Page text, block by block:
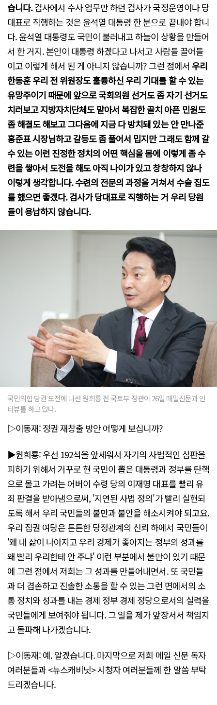
습니다.검사에서 수사 업무만 하던 검사가 국정운영이나 당
대표로 직행하는 것은 윤석열 대통령 한 분으로 끝내야 합니
다. 윤석열 대통령도 국민이 불러내고 하늘이 상황을 만들어
서 한 거지. 본인이 대통령 하겠다고 나서고 사람들 끌어들
이고 이렇게 해서 된 게 아니지 않습니까? 그런 점에서 우리
한동훈 우리 전 위원장도 훌륭하신 우리 기대를 할 수 있는
유망주이기 때문에 앞으로 국회의원 선거도 좀 자기 선거도
치러보고 지방자치단체도 맡아서 복잡한 골치 아픈 민원도
좀 해결도 해보고 그다음에 지금 다 방치돼 있는 안 만나준
홍준표 시장님하고 갈등도 좀 풀어서 밉지만 그래도 함께 갈
수 있는 이런 진정한 정치의 어떤 핵심을 몸에 이렇게 좀 수
련을 쌓아서 도전을 해도 아직 나이가 있고 창창하지 않나
이렇게 생각합니다.수련의 전문의 과정을 거쳐서 수술 집도
를 했으면 좋겠다. 검사가 당대표로 직행하는 거 우리 당원
들이 용납하지 않습니다.
국민의힘 당권 도전에 나선 원희룡 전 국토부 장관이 26일 매일신문과 인
터뷰를 하고 있다.
▷이동재: 정권 재창출 방안 어떻게 보십니까?
▶원희룡: 우선 192석을 앞세워서 자기의 사법적인 심판을
피하기 위해서 거꾸로 현 국민이 뽑은 대통령과 정부를 탄핵
으로 몰고 가려는 어버이 수령 당의 이재명 대표를 빨리 유
죄 판결을 받아냄으로써, '지연된 사법 정의'가 빨리 실현되
도록 해서 우리 국민들의 불만과 불안을 해소시켜야 되고요.
우리 집권 여당은 튼튼한 당정관계의 신뢰 하에서 국민들이
'왜 내 삶이 나아지고 우리 경제가 좋아지는 정부의 성과를
왜 빨리 우리한테 안 주냐' 이런 부분에서 불만이 있기 때문
에 그런 점에서 저희는 그 성과를 만들어내면서. 또 국민들
과 더 겸손하고 진솔한 소통을 할 수 있는 그런 면에서의 소
통 정치와 성과를 내는 경제 정부 경제 정당으로서의 실력을
국민들에게 보여줘야 됩니다. 그 일을 제가 앞장서서 책임지
고 돌파해 나가겠습니다.
▷이동재: 예. 알겠습니다. 마지막으로 저희 메일 신문 독자
여러분들과 <뉴스캐비닛> 시청자 여러분들께 한 말씀 부탁
드리겠습니다.